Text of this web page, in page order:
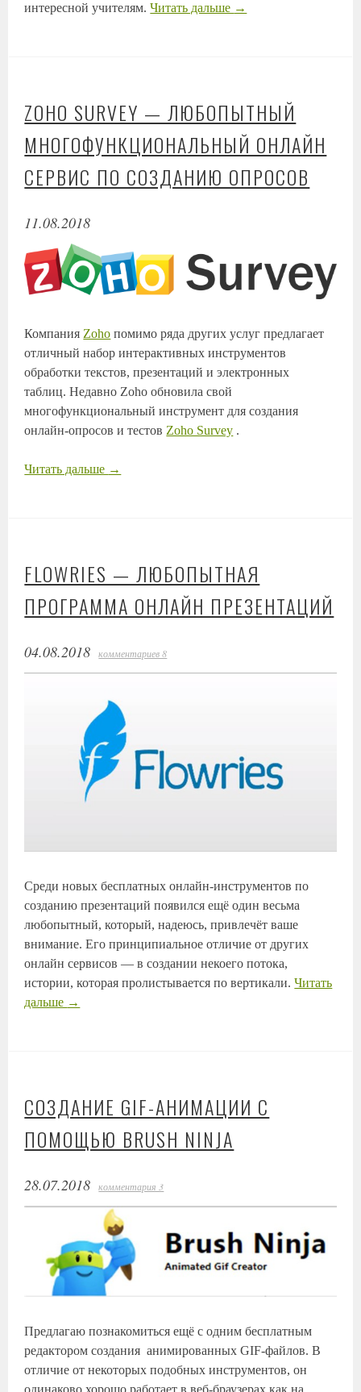
интересной учителям.Читать дальше →
ZOHO SURVEY — ЛЮБОПЫТНЫЙ
МНОГОФУНКЦИОНАЛЬНЫЙ ОНЛАЙН
СЕРВИС ПО СОЗДАНИЮ ОПРОСОВ
11.08.2018
КомпанияZoho помимо ряда других услуг предлагает
отличный набор интерактивных инструментов
обработки текстов, презентаций и электронных
таблиц. Недавно Zoho обновила свой
многофункциональный инструмент для создания
онлайн-опросов и тестовZoho Survey .
Читать дальше →
FLOWRIES — ЛЮБОПЫТНАЯ
ПРОГРАММА ОНЛАЙН ПРЕЗЕНТАЦИЙ
04.08.2018 комментариев 8
Среди новых бесплатных онлайн-инструментов по
созданию презентаций появился ещё один весьма
любопытный, который, надеюсь, привлечёт ваше
внимание. Его принципиальное отличие от других
онлайн сервисов — в создании некоего потока,
истории, которая пролистывается по вертикали.Читать
дальше →
СОЗДАНИЕ GIF-АНИМАЦИИ С
ПОМОЩЬЮ BRUSH NINJA
28.07.2018 комментария 3
Предлагаю познакомиться ещё с одним бесплатным
редактором создания анимированных GIF-файлов. В
отличие от некоторых подобных инструментов, он